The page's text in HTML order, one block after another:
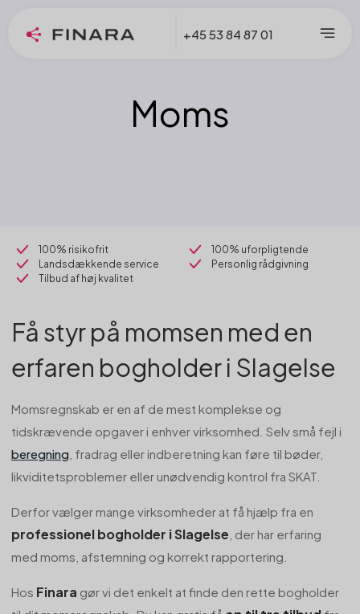
+45 53 84 87 01
Moms
100% risikofrit
100% uforpligtende
Landsdækkende service
Personlig rådgivning
Tilbud af høj kvalitet
Få styr på momsen med en
erfaren bogholder i Slagelse
Momsregnskab er en af de mest komplekse og
tidskrævende opgaver i enhver virksomhed. Selv små fejl i
beregning , fradrag eller indberetning kan føre til bøder,
likviditetsproblemer eller unødvendig kontrol fra SKAT.
Derfor vælger mange virksomheder at få hjælp fra en
professionel bogholder i Slagelse , der har erfaring
med moms, afstemning og korrekt rapportering.
Hos Finara gør vi det enkelt at finde den rette bogholder